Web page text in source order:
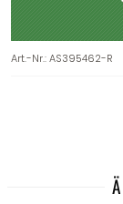
Art.-Nr.:AS395462-R